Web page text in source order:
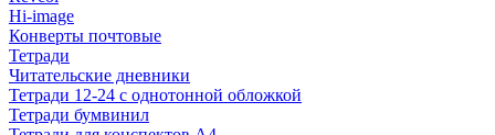
Hi-image
Конверты почтовые
Тетради
Читательские дневники
Тетради 12-24 с однотонной обложкой
Тетради бумвинил